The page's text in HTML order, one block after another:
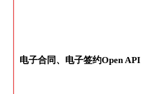
电子合同、电子签约Open API